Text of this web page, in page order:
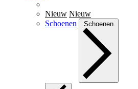
Nieuw Nieuw
Schoenen
Schoenen